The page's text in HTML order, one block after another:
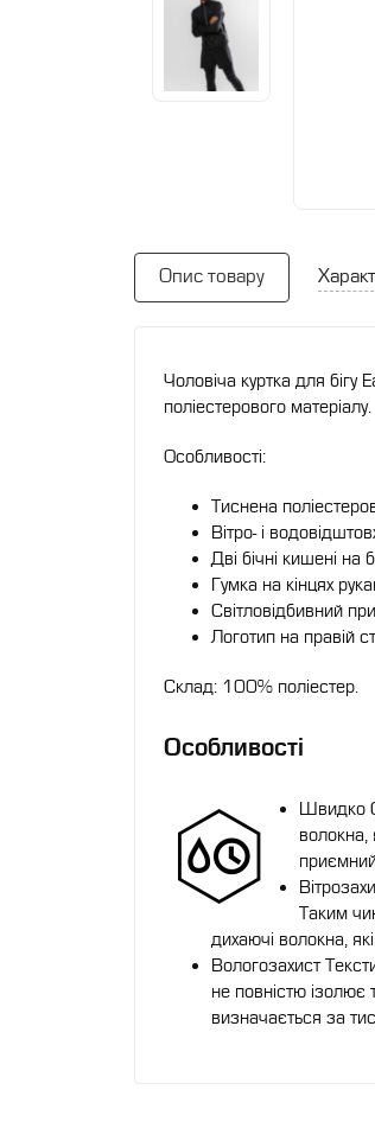
Опис товару
Чоловіча куртка для бігу
поліестерового матеріалу.
Особливості:
Тиснена
Вітро- і
Дві бічні кишені на
Гумка на кінцях
Світловідбивний
Логотип на правій
Склад: 100% поліестер.
Особливості
Швидко
волокна,
приємний
Таким
дихаючі волокна,
Вологозахист
не повністю ізолює
визначається за